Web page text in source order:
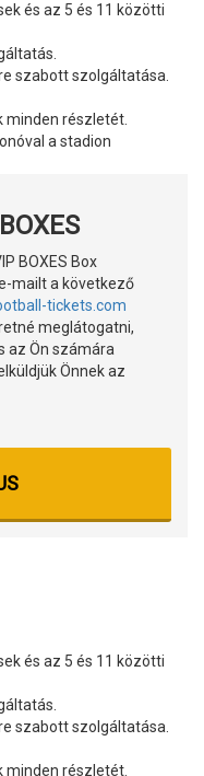
és az 5 és 11 közötti
szabott szolgáltatása.
minden részletét.
a stadion
BOXES Box
mailt a következő
tickets.com
meglátogatni,
az Ön számára
Önnek az
és az 5 és 11 közötti
szabott szolgáltatása.
minden részletét.